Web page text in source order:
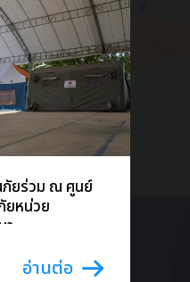
ภัยร่วม ณ ศูนย์
ยหน่วย